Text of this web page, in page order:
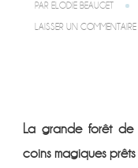
PAR ELODIE BEAUGET
LAISSER UN COMMENTAIRE
La grande forêt
coins magiques